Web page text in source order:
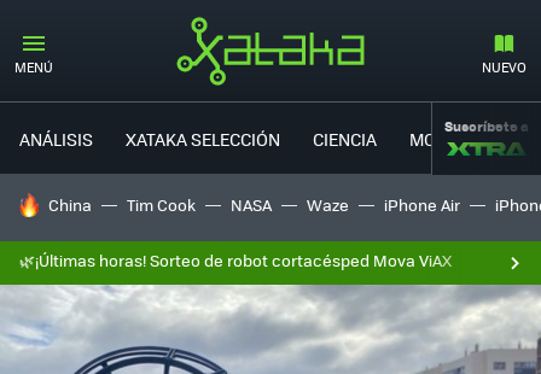
MENÚ NUEVO
ANÁLISIS XATAKA SELECCIÓN CIENCIA MOVILIDAD
Suscríbete a
HOY SE HABLA DE
China Tim Cook NASA Waze iPhone Air
🌿¡Últimas horas! Sorteo de robot cortacésped Mova ViAX